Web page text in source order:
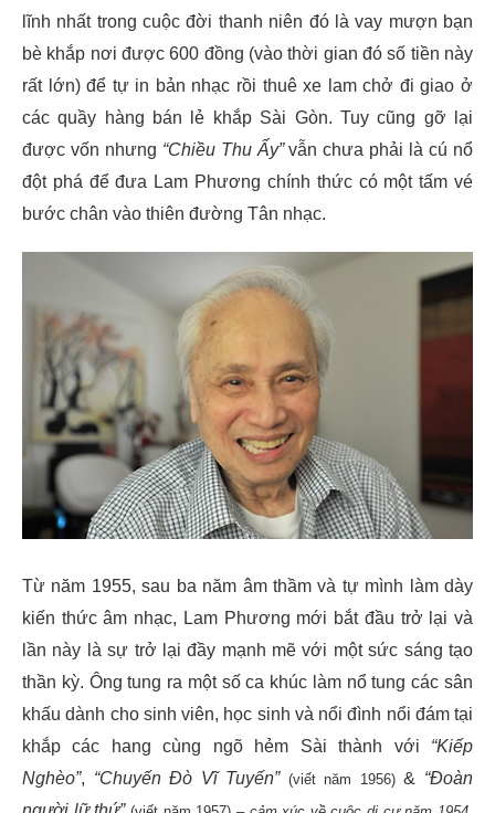
lĩnh nhất trong cuộc đời thanh niên đó là vay mượn bạn
bè khắp nơi được 600 đồng (vào thời gian đó số tiền này
rất lớn) để tự in bản nhạc rồi thuê xe lam chở đi giao ở
các quầy hàng bán lẻ khắp Sài Gòn. Tuy cũng gỡ lại
được vốn nhưng “Chiều Thu Ấy”vẫn chưa phải là cú nổ
đột phá để đưa Lam Phương chính thức có một tấm vé
bước chân vào thiên đường Tân nhạc.
Từ năm 1955, sau ba năm âm thầm và tự mình làm dày
kiến thức âm nhạc, Lam Phương mới bắt đầu trở lại và
lần này là sự trở lại đầy mạnh mẽ với một sức sáng tạo
thần kỳ. Ông tung ra một số ca khúc làm nổ tung các sân
khấu dành cho sinh viên, học sinh và nổi đình nổi đám tại
khắp các hang cùng ngõ hẻm Sài thành với “Kiếp
Nghèo”, “Chuyến Đò Vĩ Tuyến” (viết năm 1956)& “Đoàn